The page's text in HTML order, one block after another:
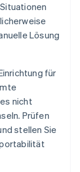
Lösung
für
nicht
Prüfen
stellen Sie